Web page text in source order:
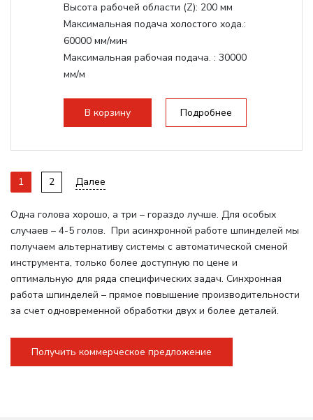
Высота рабочей области (Z): 200 мм
Максимальная подача холостого хода.:
60000 мм/мин
Максимальная рабочая подача. : 30000
мм/м
стандартно:Вакуумный стол
Цанговый патрон:ER32
В корзину Подробнее
1 2 Далее
Одна голова хорошо, а три – гораздо лучше. Для особых
случаев – 4-5 голов. При асинхронной работе шпинделей мы
получаем альтернативу системы с автоматической сменой
инструмента, только более доступную по цене и
оптимальную для ряда специфических задач. Синхронная
работа шпинделей – прямое повышение производительности
за счет одновременной обработки двух и более деталей.
Получить коммерческое предложение